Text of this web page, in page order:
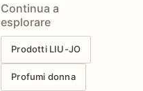
Continua a
esplorare
Prodotti LIU-JO
Profumi donna